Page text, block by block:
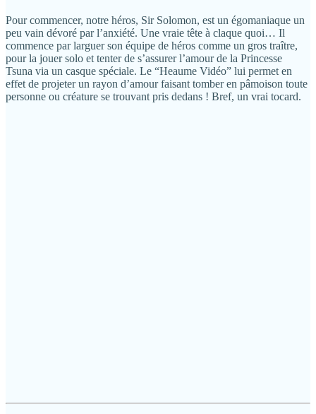
Pour commencer, notre héros, Sir Solomon, est un égomaniaque un
peu vain dévoré par l’anxiété. Une vraie tête à claque quoi… Il
commence par larguer son équipe de héros comme un gros traître,
pour la jouer solo et tenter de s’assurer l’amour de la Princesse
Tsuna via un casque spéciale. Le “Heaume Vidéo” lui permet en
effet de projeter un rayon d’amour faisant tomber en pâmoison toute
personne ou créature se trouvant pris dedans ! Bref, un vrai tocard.